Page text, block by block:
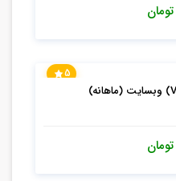
تومان
5
تومان